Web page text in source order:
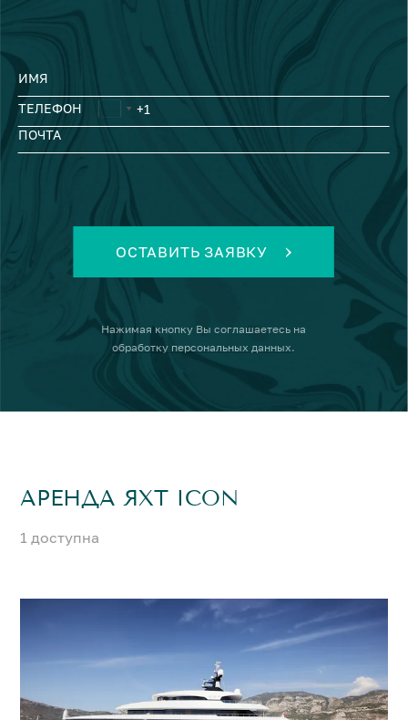
ИМЯ
ТЕЛЕФОН
ПОЧТА
ОСТАВИТЬ ЗАЯВКУ
Нажимая кнопку Вы соглашаетесь на
обработку персональных данных.
АРЕНДА ЯХТ ICON
1 доступна